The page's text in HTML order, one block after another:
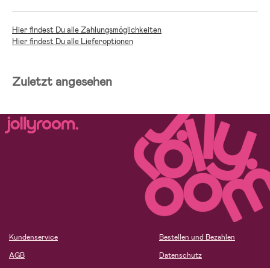
Hier findest Du alle Zahlungsmöglichkeiten
Hier findest Du alle Lieferoptionen
Zuletzt angesehen
Kundenservice
AGB
Bestellen und Bezahlen
Datenschutz